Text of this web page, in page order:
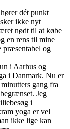
dét punkt
ikke nyt
nødt til at købe
en rens til mine
præsentabel og
i Aarhus og
i Danmark. Nu er
gang fra
Jeg
i
yoga er vel
ikke lige kan